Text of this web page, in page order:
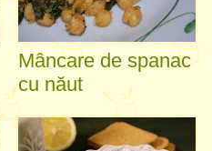
Mâncare de spanac
cu năut